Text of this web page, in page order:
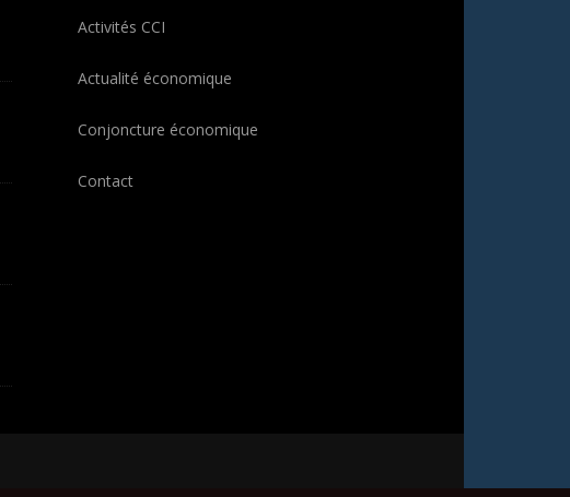
Activités CCI
Actualité économique
Conjoncture économique
Contact